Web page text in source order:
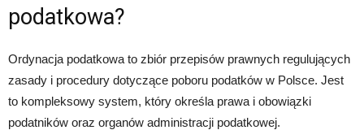
podatkowa?
Ordynacja podatkowa to zbiór przepisów prawnych regulujących
zasady i procedury dotyczące poboru podatków w Polsce. Jest
to kompleksowy system, który określa prawa i obowiązki
podatników oraz organów administracji podatkowej.